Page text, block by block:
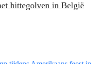
hittegolven in België